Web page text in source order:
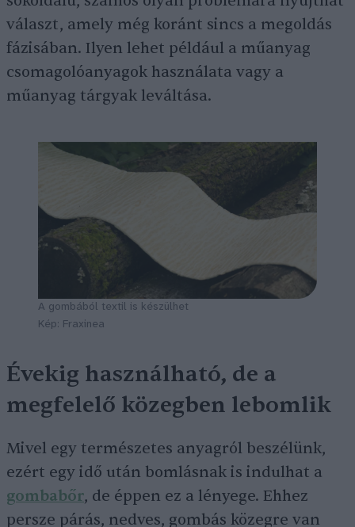
választ, amely még koránt sincs a megoldás
fázisában. Ilyen lehet például a műanyag
csomagolóanyagok használata vagy a
műanyag tárgyak leváltása.
A gombából textil is készülhet
Kép: Fraxinea
Évekig használható, de a
megfelelő közegben lebomlik
Mivel egy természetes anyagról beszélünk,
ezért egy idő után bomlásnak is indulhat a
gombabőr, de éppen ez a lényege. Ehhez
persze párás, nedves, gombás közegre van